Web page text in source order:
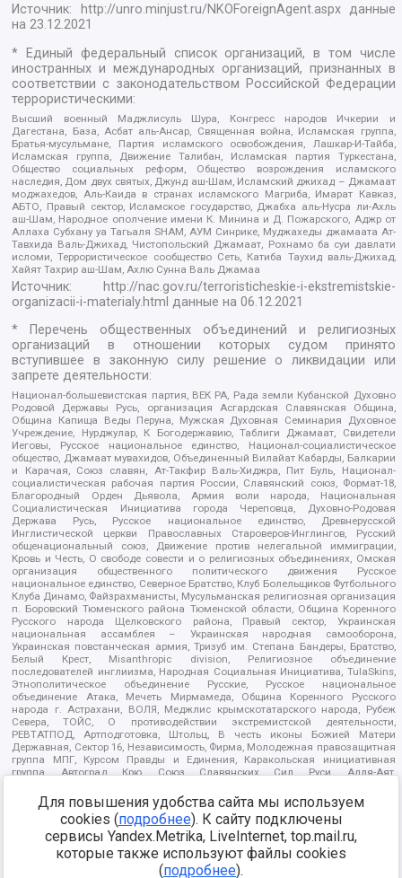
Источник: http://unro.minjust.ru/NKOForeignAgent.aspxданные
на23.12.2021
* Единый федеральный список организаций, в том числе
иностранных и международных организаций, признанных в
соответствии с законодательством Российской Федерации
террористическими:
Высший военный Маджлисуль Шура, Конгресс народов Ичкерии и
Дагестана, База, Асбат аль-Ансар, Священная война, Исламская группа,
Братья-мусульмане, Партия исламского освобождения, Лашкар-И-Тайба,
Исламская группа, Движение Талибан, Исламская партия Туркестана,
Общество социальных реформ, Общество возрождения исламского
наследия, Дом двух святых, Джунд аш-Шам, Исламский джихад – Джамаат
моджахедов, Аль-Каида в странах исламского Магриба, Имарат Кавказ,
АБТО, Правый сектор, Исламское государство, Джабха аль-Нусра ли-Ахль
аш-Шам, Народное ополчение имени К. Минина и Д. Пожарского, Аджр от
Аллаха Субхану уа Тагьаля SHAM, АУМ Синрике, Муджахеды джамаата Ат-
Тавхида Валь-Джихад, Чистопольский Джамаат, Рохнамо ба суи давлати
исломи, Террористическое сообщество Сеть, Катиба Таухид валь-Джихад,
Хайят Тахрир аш-Шам, Ахлю Сунна Валь Джамаа
Источник:
http://nac.gov.ru/terroristicheskie-i-ekstremistskie-
organizacii-i-materialy.html данные на06.12.2021
* Перечень общественных объединений и религиозных
организаций в отношении которых судом принято
вступившее в законную силу решение о ликвидации или
запрете деятельности:
Национал-большевистская партия, ВЕК РА, Рада земли Кубанской Духовно
Родовой Державы Русь, организация Асгардская Славянская Община,
Община Капища Веды Перуна, Мужская Духовная Семинария Духовное
Учреждение, Нурджулар, К Богодержавию, Таблиги Джамаат, Свидетели
Иеговы, Русское национальное единство, Национал-социалистическое
общество, Джамаат мувахидов, Объединенный Вилайат Кабарды, Балкарии
и Карачая, Союз славян, Ат-Такфир Валь-Хиджра, Пит Буль, Национал-
социалистическая рабочая партия России, Славянский союз, Формат-18,
Благородный Орден Дьявола, Армия воли народа, Национальная
Социалистическая Инициатива города Череповца, Духовно-Родовая
Держава Русь, Русское национальное единство, Древнерусской
Инглистической церкви Православных Староверов-Инглингов, Русский
общенациональный союз, Движение против нелегальной иммиграции,
Кровь и Честь, О свободе совести и о религиозных объединениях, Омская
организация общественного политического движения Русское
национальное единство, Северное Братство, Клуб Болельщиков Футбольного
Клуба Динамо, Файзрахманисты, Мусульманская религиозная организация
п. Боровский Тюменского района Тюменской области, Община Коренного
Русского народа Щелковского района, Правый сектор, Украинская
национальная ассамблея – Украинская народная самооборона,
Украинская повстанческая армия, Тризуб им. Степана Бандеры, Братство,
Белый Крест, Misanthropic division, Религиозное объединение
последователей инглиизма, Народная Социальная Инициатива, TulaSkins,
Этнополитическое объединение Русские, Русское национальное
объединение Атака, Мечеть Мирмамеда, Община Коренного Русского
народа г. Астрахани, ВОЛЯ, Меджлис крымскотатарского народа, Рубеж
Севера, ТОЙС, О противодействии экстремистской деятельности,
РЕВТАТПОД, Артподготовка, Штольц, В честь иконы Божией Матери
Державная, Сектор 16, Независимость, Фирма, Молодежная правозащитная
группа МПГ, Курсом Правды и Единения, Каракольская инициативная
группа, Автоград Крю, Союз Славянских Сил Руси, Алля-Аят,
Арестантское уголовное единство, Башкорт, Нация и свобода, W.H.С., Фалунь
Дафа, Иртыш Ultras, Русский Патриотический клуб-Новокузнецк/РПК,
Сибирский державный союз, Фонд борьбы с коррупцией, Фонд защиты прав
граждан, Штабы Навального, Совет граждан СССР Прикубанского округа г.
Краснодара
https://minjust.gov.ru/ru/documents/7822/
Для повышения удобства сайта мы используем
cookies (подробнее). К сайту подключены
сервисы Yandex.Metrika, LiveInternet, top.mail.ru,
которые также используют файлы cookies
(подробнее).